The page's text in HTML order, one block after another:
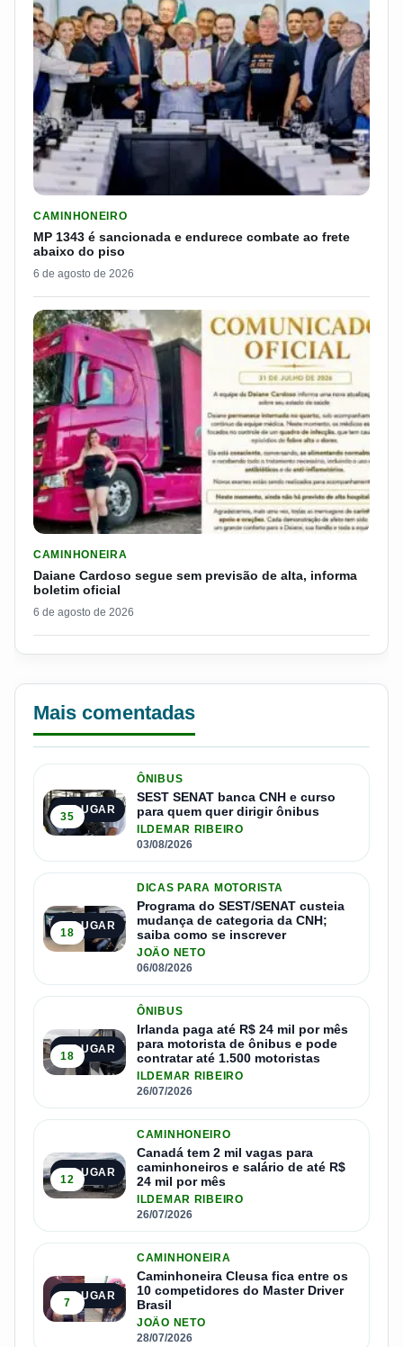
CAMINHONEIRO
MP 1343 é sancionada e endurece combate ao frete
abaixo do piso
6 de agosto de 2026
CAMINHONEIRA
Daiane Cardoso segue sem previsão de alta, informa
boletim oficial
6 de agosto de 2026
Mais comentadas
1º LUGAR
35
ÔNIBUS
SEST SENAT banca CNH e curso
para quem quer dirigir ônibus
ILDEMAR RIBEIRO
03/08/2026
2º LUGAR
18
DICAS PARA MOTORISTA
Programa do SEST/SENAT custeia
mudança de categoria da CNH;
saiba como se inscrever
JOÃO NETO
06/08/2026
3º LUGAR
18
ÔNIBUS
Irlanda paga até R$ 24 mil por mês
para motorista de ônibus e pode
contratar até 1.500 motoristas
ILDEMAR RIBEIRO
26/07/2026
4º LUGAR
12
CAMINHONEIRO
Canadá tem 2 mil vagas para
caminhoneiros e salário de até R$
24 mil por mês
ILDEMAR RIBEIRO
26/07/2026
5º LUGAR
7
CAMINHONEIRA
Caminhoneira Cleusa fica entre os
10 competidores do Master Driver
Brasil
JOÃO NETO
28/07/2026